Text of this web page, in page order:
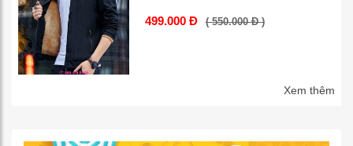
499.000 Đ ( 550.000 Đ )
Xem thêm